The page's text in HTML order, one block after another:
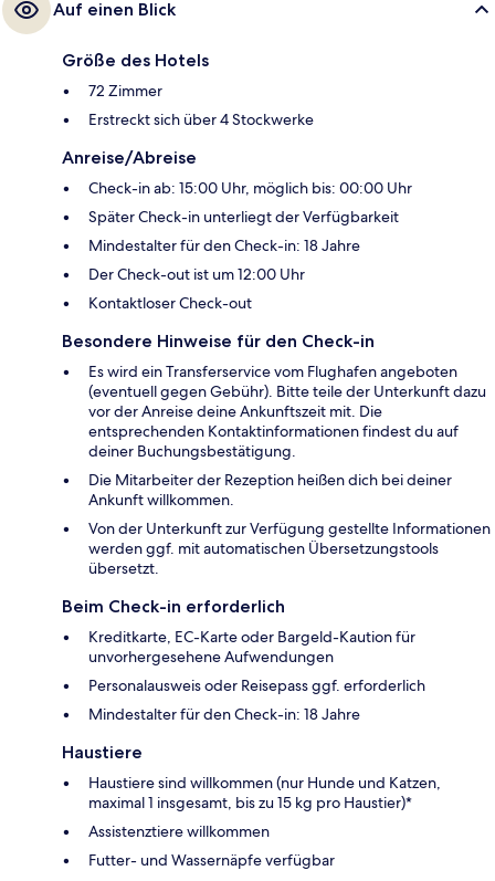
Auf einen Blick
Größe des Hotels
72 Zimmer
Erstreckt sich über 4 Stockwerke
Anreise/Abreise
Check-in ab: 15:00 Uhr, möglich bis: 00:00 Uhr
Später Check-in unterliegt der Verfügbarkeit
Mindestalter für den Check-in: 18 Jahre
Der Check-out ist um 12:00 Uhr
Kontaktloser Check-out
Besondere Hinweise für den Check-in
Es wird ein Transferservice vom Flughafen angeboten
(eventuell gegen Gebühr). Bitte teile der Unterkunft dazu
vor der Anreise deine Ankunftszeit mit. Die
entsprechenden Kontaktinformationen findest du auf
deiner Buchungsbestätigung.
Die Mitarbeiter der Rezeption heißen dich bei deiner
Ankunft willkommen.
Von der Unterkunft zur Verfügung gestellte Informationen
werden ggf. mit automatischen Übersetzungstools
übersetzt.
Beim Check-in erforderlich
Kreditkarte, EC-Karte oder Bargeld-Kaution für
unvorhergesehene Aufwendungen
Personalausweis oder Reisepass ggf. erforderlich
Mindestalter für den Check-in: 18 Jahre
Haustiere
Haustiere sind willkommen (nur Hunde und Katzen,
maximal 1 insgesamt, bis zu 15 kg pro Haustier)*
Assistenztiere willkommen
Futter- und Wassernäpfe verfügbar